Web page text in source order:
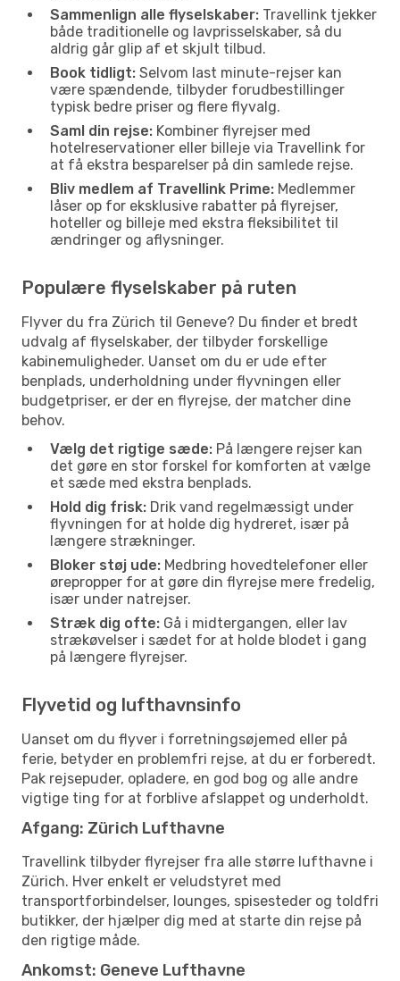
Sammenlign alle flyselskaber: Travellink tjekker
både traditionelle og lavprisselskaber, så du
aldrig går glip af et skjult tilbud.
Book tidligt: Selvom last minute-rejser kan
være spændende, tilbyder forudbestillinger
typisk bedre priser og flere flyvalg.
Saml din rejse: Kombiner flyrejser med
hotelreservationer eller billeje via Travellink for
at få ekstra besparelser på din samlede rejse.
Bliv medlem af Travellink Prime: Medlemmer
låser op for eksklusive rabatter på flyrejser,
hoteller og billeje med ekstra fleksibilitet til
ændringer og aflysninger.
Populære flyselskaber på ruten
Flyver du fra Zürich til Geneve? Du finder et bredt
udvalg af flyselskaber, der tilbyder forskellige
kabinemuligheder. Uanset om du er ude efter
benplads, underholdning under flyvningen eller
budgetpriser, er der en flyrejse, der matcher dine
behov.
Vælg det rigtige sæde: På længere rejser kan
det gøre en stor forskel for komforten at vælge
et sæde med ekstra benplads.
Hold dig frisk: Drik vand regelmæssigt under
flyvningen for at holde dig hydreret, især på
længere strækninger.
Bloker støj ude: Medbring hovedtelefoner eller
ørepropper for at gøre din flyrejse mere fredelig,
især under natrejser.
Stræk dig ofte: Gå i midtergangen, eller lav
strækøvelser i sædet for at holde blodet i gang
på længere flyrejser.
Flyvetid og lufthavnsinfo
Uanset om du flyver i forretningsøjemed eller på
ferie, betyder en problemfri rejse, at du er forberedt.
Pak rejsepuder, opladere, en god bog og alle andre
vigtige ting for at forblive afslappet og underholdt.
Afgang: Zürich Lufthavne
Travellink tilbyder flyrejser fra alle større lufthavne i
Zürich. Hver enkelt er veludstyret med
transportforbindelser, lounges, spisesteder og toldfri
butikker, der hjælper dig med at starte din rejse på
den rigtige måde.
Ankomst: Geneve Lufthavne